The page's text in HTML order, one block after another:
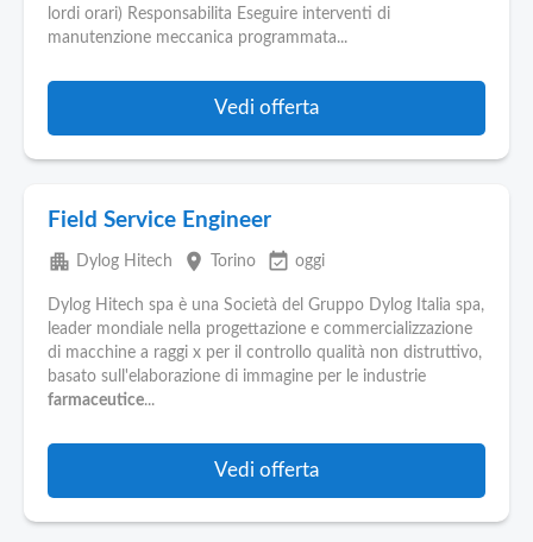
lordi orari) Responsabilita Eseguire interventi di
manutenzione meccanica programmata...
Vedi offerta
Field Service Engineer
apartment Dylog Hitech place Torino event_available oggi
Dylog Hitech spa è una Società del Gruppo Dylog Italia spa,
leader mondiale nella progettazione e commercializzazione
di macchine a raggi x per il controllo qualità non distruttivo,
basato sull'elaborazione di immagine per le industrie
farmaceutice...
Vedi offerta